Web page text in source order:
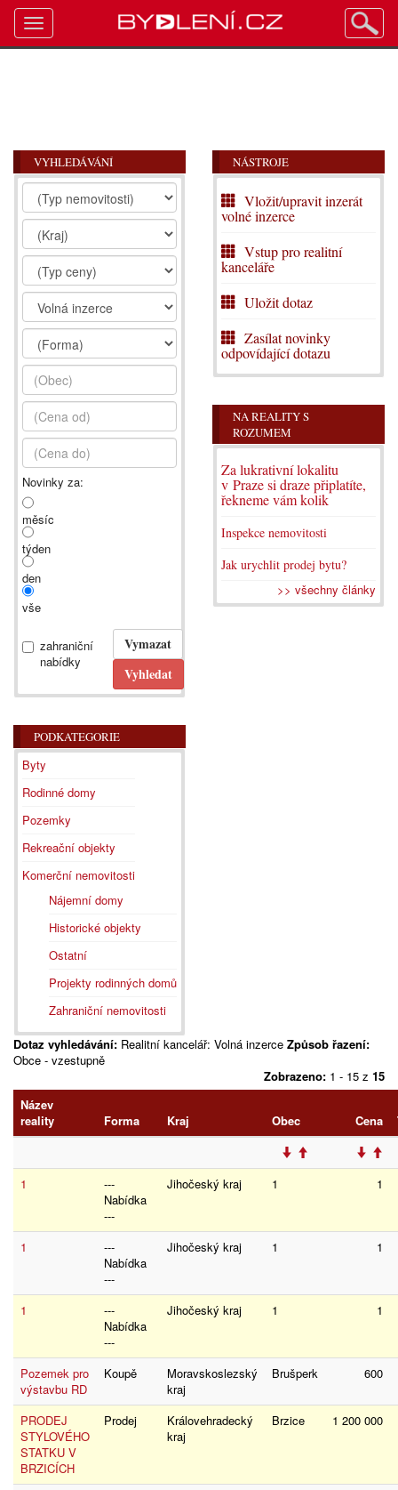
VYHLEDÁVÁNÍ
Novinky za:
měsíc
týden
den
vše
zahraniční
nabídky
PODKATEGORIE
Byty
Rodinné domy
Pozemky
Rekreační objekty
Komerční nemovitosti
Nájemní domy
Historické objekty
Ostatní
Projekty rodinných domů
Zahraniční nemovitosti
NÁSTROJE
Vložit/upravit inzerát
volné inzerce
Vstup pro realitní
kanceláře
Uložit dotaz
Zasílat novinky
odpovídající dotazu
NA REALITY S
ROZUMEM
Za lukrativní lokalitu
v Praze si draze připlatíte,
řekneme vám kolik
Inspekce nemovitosti
Jak urychlit prodej bytu?
>> všechny články
Dotaz vyhledávání: Realitní kancelář: Volná inzerce Způsob řazení:
Obce - vzestupně
Zobrazeno: 1 - 15 z 15
Název
reality
Forma Kraj Obec Cena
1
---
Nabídka
---
Jihočeský kraj 1 1
1
---
Nabídka
---
Jihočeský kraj 1 1
1
---
Nabídka
---
Jihočeský kraj 1 1
Pozemek pro
výstavbu RD
Koupě
Moravskoslezský
kraj
Brušperk 600
PRODEJ
STYLOVÉHO
STATKU V
BRZICÍCH
Prodej
Královehradecký
kraj
Brzice 1 200 000
Toggle
navigation